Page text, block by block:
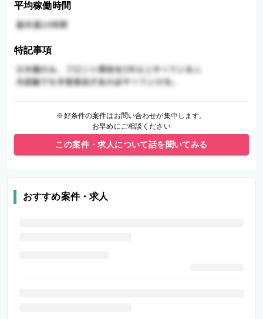
平均稼働時間
特記事項
※好条件の案件はお問い合わせが集中します。
お早めにご相談ください
この案件・求人について話を聞いてみる
おすすめ案件・求人